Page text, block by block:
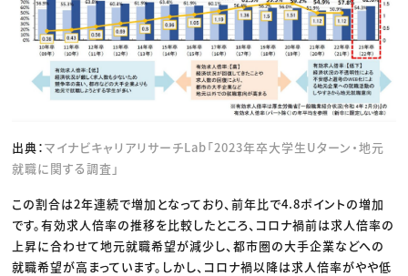
出典：マイナビキャリアリサーチLab「2023年卒大学生Uターン・地元
就職に関する調査」
この割合は2年連続で増加となっており、前年比で4.8ポイントの増加
です。有効求人倍率の推移を比較したところ、コロナ禍前は求人倍率の
上昇に合わせて地元就職希望が減少し、都市圏の大手企業などへの
就職希望が高まっています。しかし、コロナ禍以降は求人倍率がやや低